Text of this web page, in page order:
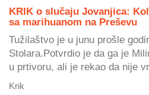
KRIK o slučaju Jovanjica:
sa marihuanom na Preševu
Tužilaštvo je u junu prošle
Stolara.Potvrdio je da ga je
u prtivoru, ali je rekao da nije
Krik